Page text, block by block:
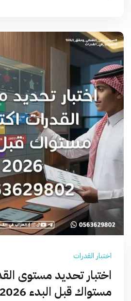
اختبار القدرات
اختبار تحديد مستوى
مستواك قبل البدء 2026